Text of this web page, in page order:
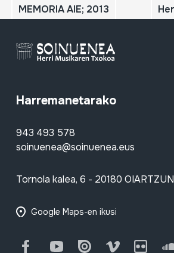
MEMORIA AIE; 2013
Harremanetarako
943 493 578
soinuenea@soinuenea.eus
Tornola kalea, 6 - 20180 OIARTZUN
Google Maps-en ikusi
FacebookYoutube Issuu Vimeo Flickr